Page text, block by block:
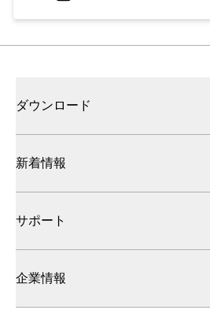
ダウンロード
新着情報
サポート
企業情報